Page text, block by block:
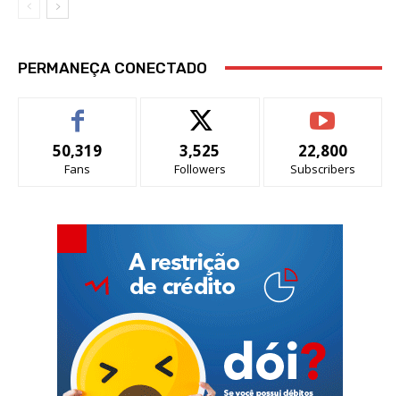
PERMANEÇA CONECTADO
50,319
Fans
3,525
Followers
22,800
Subscribers